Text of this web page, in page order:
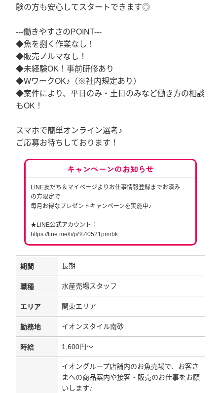
験の方も安心してスタートできます◎
---働きやすさのPOINT---
◆魚を捌く作業なし！
◆販売ノルマなし！
◆未経験OK！事前研修あり
◆WワークOK♪（※社内規定あり）
◆案件により、平日のみ・土日のみなど働き方の相談
もOK！
スマホで簡単オンライン選考♪
ご応募お待ちしております！
キャンペーンのお知らせ
LINE友だち＆マイページよりお仕事情報登録までお済み
の方限定で
毎月お得なプレゼントキャンペーンを実施中♪
★LINE公式アカウント：
https://line.me/ti/p/%40521pmrbk
期間 長期
職種 水産売場スタッフ
エリア 関東エリア
勤務地 イオンスタイル南砂
時給 1,600円～
イオングループ店舗内のお魚売場で、お客さ
まへの商品案内や接客・販売のお仕事をお願
いします♪